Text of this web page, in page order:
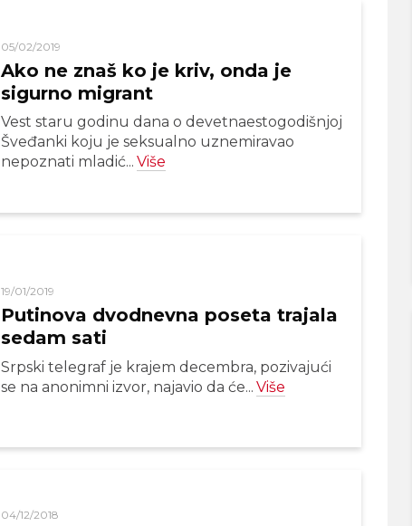
05/02/2019
Ako ne znaš ko je kriv, onda je
sigurno migrant
Vest staru godinu dana o devetnaestogodišnjoj
Šveđanki koju je seksualno uznemiravao
nepoznati mladić... Više
19/01/2019
Putinova dvodnevna poseta trajala
sedam sati
Srpski telegraf je krajem decembra, pozivajući
se na anonimni izvor, najavio da će... Više
04/12/2018